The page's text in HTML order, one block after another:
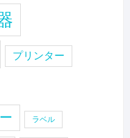
プリンター
ラベル